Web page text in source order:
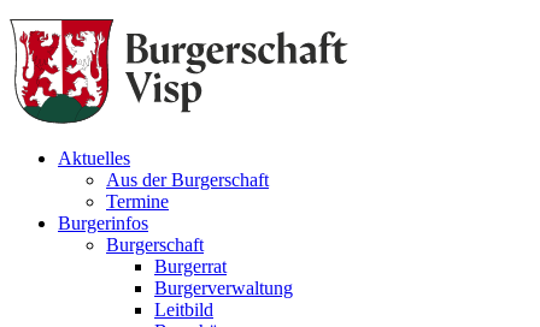
Aktuelles
Aus der Burgerschaft
Termine
Burgerinfos
Burgerschaft
Burgerrat
Burgerverwaltung
Leitbild